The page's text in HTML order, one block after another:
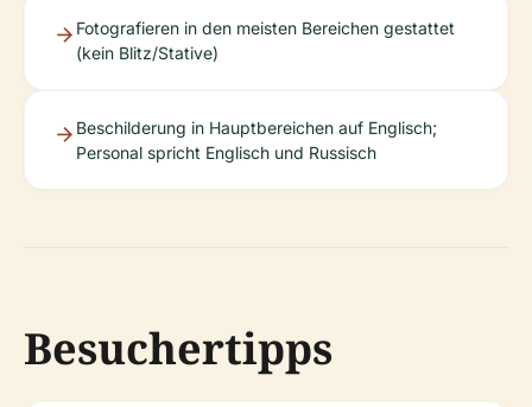
Fotografieren in den meisten Bereichen gestattet
(kein Blitz/Stative)
Beschilderung in Hauptbereichen auf Englisch;
Personal spricht Englisch und Russisch
Besuchertipps